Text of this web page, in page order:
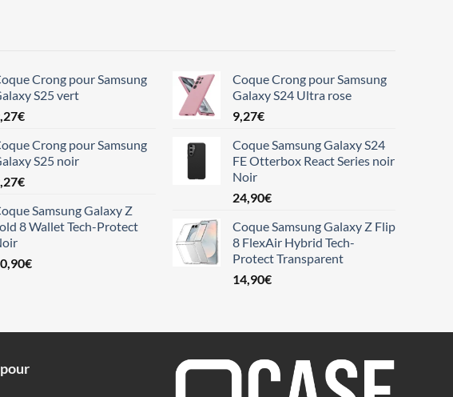
Crong pour Samsung
S25 vert
€
Crong pour Samsung
S25 noir
€
Samsung Galaxy Z
8 Wallet Tech-Protect
€
Coque Crong pour Samsung
Galaxy S24 Ultra rose
9,27€
Coque Samsung Galaxy S24
FE Otterbox React Series noir
Noir
24,90€
Coque Samsung Galaxy Z Flip
8 FlexAir Hybrid Tech-
Protect Transparent
14,90€